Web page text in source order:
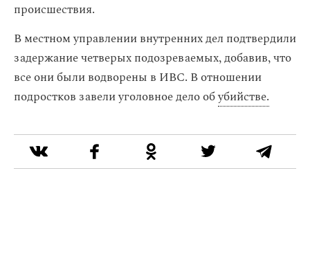
происшествия.
В местном управлении внутренних дел подтвердили
задержание четверых подозреваемых, добавив, что
все они были водворены в ИВС. В отношении
подростков завели уголовное дело обубийстве.